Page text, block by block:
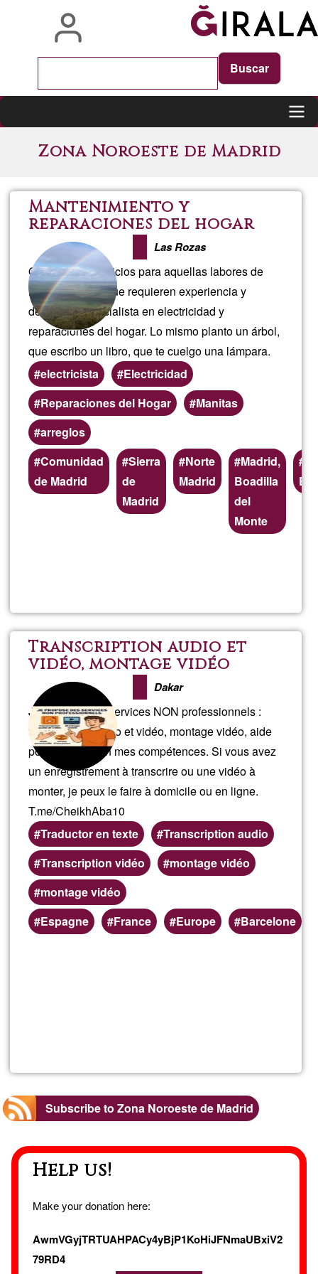
Main
navigation
Zona Noroeste de Madrid
Mantenimiento y
reparaciones del hogar
Las Rozas
Ofrezco mis servicios para aquellas labores de
mantenimiento que requieren experiencia y
destreza. Especialista en electricidad y
reparaciones del hogar. Lo mismo planto un árbol,
que escribo un libro, que te cuelgo una lámpara.
electricista
Electricidad
Reparaciones del Hogar
Manitas
arreglos
Preferred
(geographic)
service
Comunidad
de Madrid
Sierra
de
Madrid
Norte
Madrid
Madrid,
Boadilla
del
Monte
Transcription audio et
vidéo, montage vidéo
Dakar
Je propose des services NON professionnels :
transcription audio et vidéo, montage vidéo, aide
ponctuelle selon mes compétences. Si vous avez
un enregistrement à transcrire ou une vidéo à
monter, je peux le faire à domicile ou en ligne.
T.me/CheikhAba10
Traductor en texte
Transcription audio
Transcription vidéo
montage vidéo
montage vidéo
Preferred
(geographic)
Espagne France Europe Barcelone
vidéo
Subscribe to Zona Noroeste de Madrid
Help us!
Make your donation here:
AwmVGyjTRTUAHPACy4yBjP1KoHiJFNmaUBxiV2
79RD4